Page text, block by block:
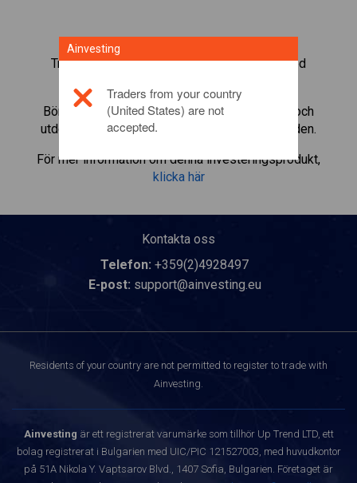
Trada mer än 1 000 internationella fonder med
Börja trada CFD:er iSmiths Group
. Få kurser och
utdelningar i realtid som om du själv ägde fonden.
För mer information om denna investeringsprodukt,
klicka här
Kontakta oss
Telefon: +359(2)4928497
E-post: support@ainvesting.eu
Residents of your country are not permitted to register to trade with
Ainvesting.
Ainvesting är ett registrerat varumärke som tillhör Up Trend LTD, ett
bolag registrerat i Bulgarien med UIC/PIC 121527003, med huvudkontor
på 51A Nikola Y. Vaptsarov Blvd., 1407 Sofia, Bulgarien. Företaget är
Ainvesting
Traders from your country
(United States) are not
accepted.